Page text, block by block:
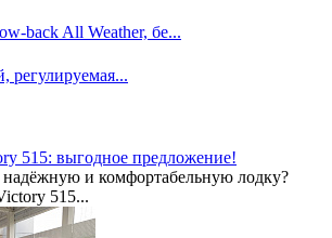
back All Weather, бе...
регулируемая...
515: выгодное предложение!
надёжную и комфортабельную лодку?
515...